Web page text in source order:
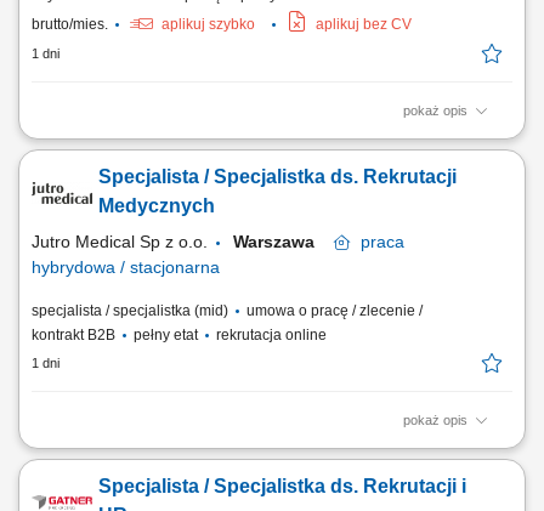
brutto/mies.
aplikuj szybko aplikuj bez CV
1 dni
pokaż opis
Zakres obowiązków: Prowadzenie procesów rekrutacyjnych;
oraz wsparcie procesu zakończenia współpracy z pracownikami
(offboarding) Współpraca oraz bieżąca komunikacja z Agencjami
Specjalista / Specjalistka ds. Rekrutacji
Medycznych
Jutro Medical Sp z o.o. Warszawa
praca
hybrydowa / stacjonarna
specjalista / specjalistka (mid)
umowa o pracę / zlecenie /
kontrakt B2B
pełny etat rekrutacja online
1 dni
pokaż opis
Opis stanowiska Samodzielne prowadzenie procesów rekrutacyjnych
kandydatów z wykorzystaniem nowoczesnych narzędzi sourcingowych.
Specjalista / Specjalistka ds. Rekrutacji i